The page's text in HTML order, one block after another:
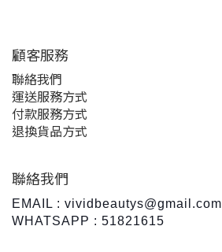
顧客服務
聯絡我們
運送服務方式
付款服務方式
退換貨品方式
聯絡我們
EMAIL : vividbeautys@gmail.com
WHATSAPP : 51821615